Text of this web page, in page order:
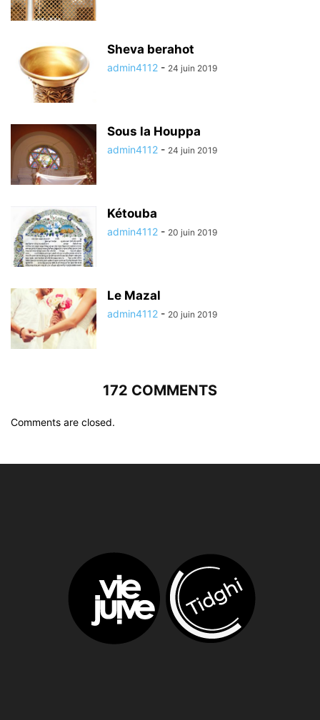
Sheva berahot
admin4112 - 24 juin 2019
Sous la Houppa
admin4112 - 24 juin 2019
Kétouba
admin4112 - 20 juin 2019
Le Mazal
admin4112 - 20 juin 2019
172 COMMENTS
Comments are closed.